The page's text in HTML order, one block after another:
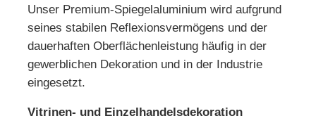
Unser Premium-Spiegelaluminium wird aufgrund
seines stabilen Reflexionsvermögens und der
dauerhaften Oberflächenleistung häufig in der
gewerblichen Dekoration und in der Industrie
eingesetzt.
Vitrinen- und Einzelhandelsdekoration